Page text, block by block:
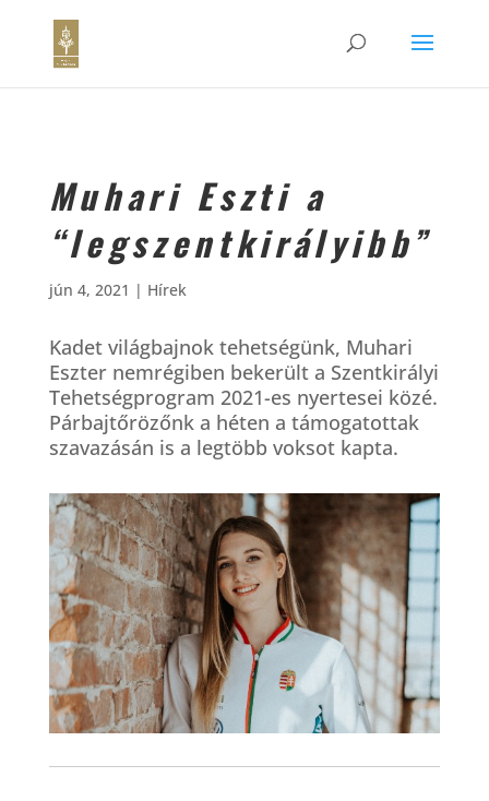
Muhari Eszti a
“legszentkirályibb”
jún 4, 2021 | Hírek
Kadet világbajnok tehetségünk, Muhari
Eszter nemrégiben bekerült a Szentkirályi
Tehetségprogram 2021-es nyertesei közé.
Párbajtőrözőnk a héten a támogatottak
szavazásán is a legtöbb voksot kapta.